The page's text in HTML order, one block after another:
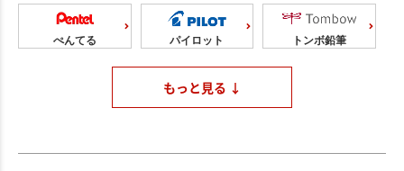
ぺんてる パイロット トンボ鉛筆
もっと見る ↓